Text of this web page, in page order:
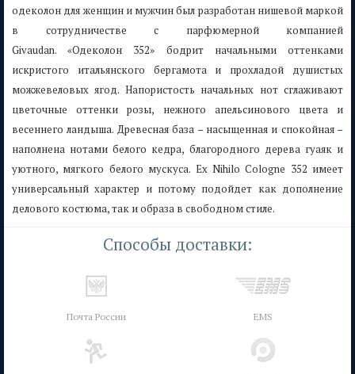
одеколон для женщин и мужчин был разработан нишевой маркой
в сотрудничестве с парфюмерной компанией
Givaudan. «Одеколон 352» бодрит начальными оттенками
искристого итальянского бергамота и прохладой душистых
можжевеловых ягод. Напористость начальных нот сглаживают
цветочные оттенки розы, нежного апельсинового цвета и
весеннего ландыша. Древесная база – насыщенная и спокойная –
наполнена нотами белого кедра, благородного дерева гуаяк и
уютного, мягкого белого мускуса. Ex Nihilo Cologne 352 имеет
универсальный характер и потому подойдет как дополнение
делового костюма, так и образа в свободном стиле.
Способы доставки:
Почта России EMS